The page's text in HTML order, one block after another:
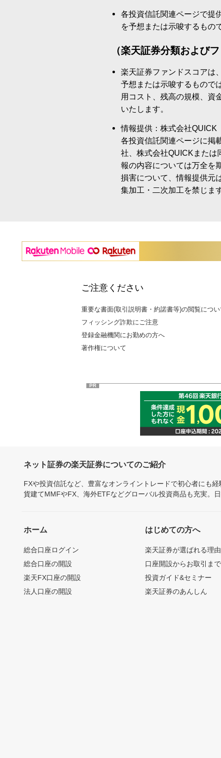
各投資信託関連ページで提
を予想または示唆するもの
（楽天証券分類および
楽天証券ファンドスコアは
予想または示唆するもので
用コスト、残高の規模、資
いたします。
情報提供：株式会社QUICK
各投資信託関連ページに掲
社、株式会社QUICKまたは
報の内容については万全を
損害について、情報提供元
集加工・二次加工を禁じま
ご注意ください
重要な書面(取引説明書・約諾書等)の閲覧につ
フィッシング詐欺にご注意
登録金融機関にお勤めの方へ
著作権について
PR
ネット証券の楽天証券についてのご紹介
FXや投資信託など、豊富なオンライントレードで初心者にも
貨建てMMFやFX、海外ETFなどグローバル投資商品も充実。
ホーム
総合口座ログイン
総合口座の開設
楽天FX口座の開設
法人口座の開設
はじめての方へ
楽天証券が選ばれる理由
口座開設からお取引ま
投資ガイド&セミナー
楽天証券のあんしん